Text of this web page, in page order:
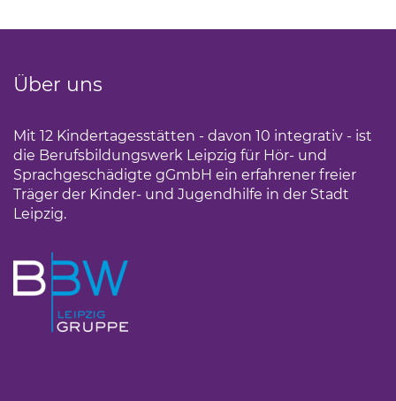
Über uns
Mit 12 Kindertagesstätten - davon 10 integrativ - ist
die Berufsbildungswerk Leipzig für Hör- und
Sprachgeschädigte gGmbH ein erfahrener freier
Träger der Kinder- und Jugendhilfe in der Stadt
Leipzig.